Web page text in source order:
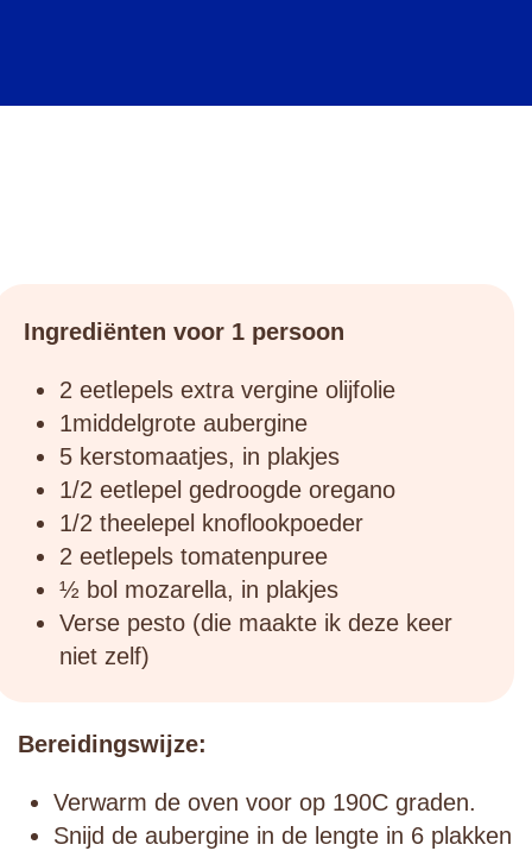
Ingrediënten voor 1 persoon
2 eetlepels extra vergine olijfolie
1middelgrote aubergine
5 kerstomaatjes, in plakjes
1/2 eetlepel gedroogde oregano
1/2 theelepel knoflookpoeder
2 eetlepels tomatenpuree
½ bol mozarella, in plakjes
Verse pesto (die maakte ik deze keer
niet zelf)
Bereidingswijze:
Verwarm de oven voor op 190C graden.
Snijd de aubergine in de lengte in 6 plakken